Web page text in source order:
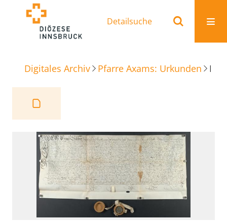
Detailsuche
Digitales Archiv Pfarre Axams: Urkunden